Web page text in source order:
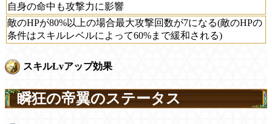
自身の命中も攻撃力に影響
敵のHPが80%以上の場合最大攻撃回数が7になる(敵のHPの
条件はスキルレベルによって60%まで緩和される)
スキルLvアップ効果
瞬狂の帝翼のステータス